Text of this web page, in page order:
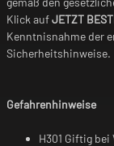
Klick aufJETZT
Kenntnisnahme der
Sicherheitshinweise.
Gefahrenhinweise
H301 Giftig bei